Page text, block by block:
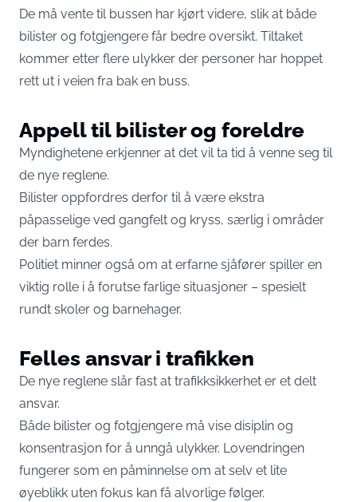
De må vente til bussen har kjørt videre, slik at både
bilister og fotgjengere får bedre oversikt. Tiltaket
kommer etter flere ulykker der personer har hoppet
rett ut i veien fra bak en buss.
Appell til bilister og foreldre
Myndighetene erkjenner at det vil ta tid å venne seg til
de nye reglene.
Bilister oppfordres derfor til å være ekstra
påpasselige ved gangfelt og kryss, særlig i områder
der barn ferdes.
Politiet minner også om at erfarne sjåfører spiller en
viktig rolle i å forutse farlige situasjoner – spesielt
rundt skoler og barnehager.
Felles ansvar i trafikken
De nye reglene slår fast at trafikksikkerhet er et delt
ansvar.
Både bilister og fotgjengere må vise disiplin og
konsentrasjon for å unngå ulykker. Lovendringen
fungerer som en påminnelse om at selv et lite
øyeblikk uten fokus kan få alvorlige følger.